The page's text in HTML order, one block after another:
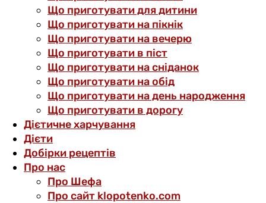
Що приготувати для дитини
Що приготувати на пікнік
Що приготувати на вечерю
Що приготувати в піст
Що приготувати на сніданок
Що приготувати на обід
Що приготувати на день народження
Що приготувати в дорогу
Дієтичне харчування
Дієти
Добірки рецептів
Про нас
Про Шефа
Про сайт klopotenko.com